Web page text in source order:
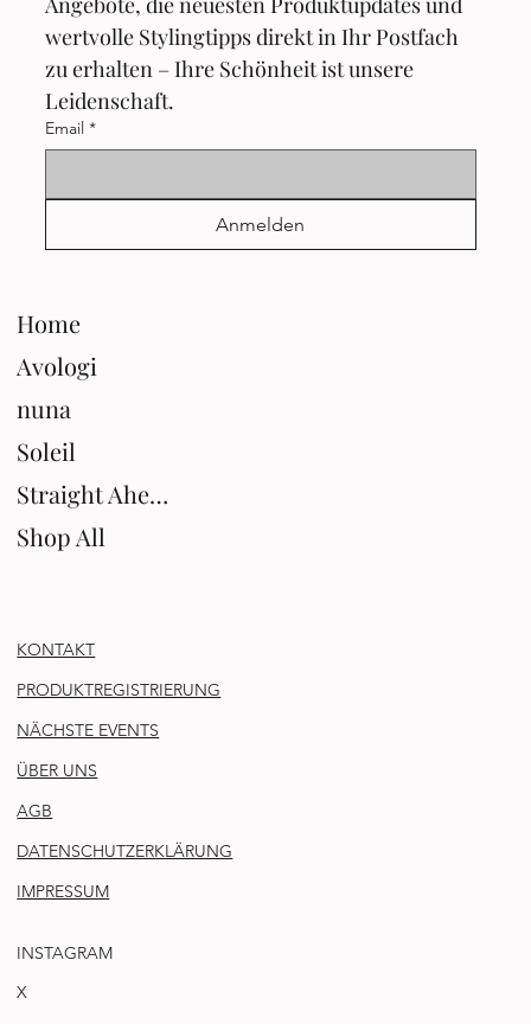
wertvolle Stylingtipps direkt in Ihr Postfach
zu erhalten – Ihre Schönheit ist unsere
Leidenschaft.
Email *
Anmelden
Home
Avologi
nuna
Soleil
Straight Ahead
Shop All
KONTAKT
PRODUKTREGISTRIERUNG
NÄCHSTE EVENTS
ÜBER UNS
AGB
DATENSCHUTZERKLÄRUNG
IMPRESSUM
INSTAGRAM
X